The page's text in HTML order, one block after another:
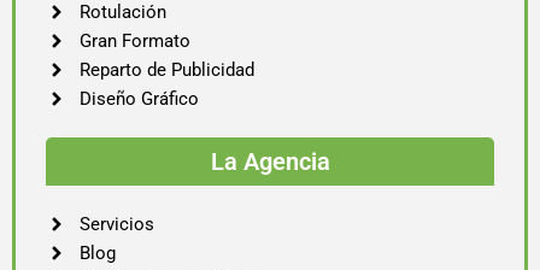
Rotulación
Gran Formato
Reparto de Publicidad
Diseño Gráfico
La Agencia
Servicios
Blog